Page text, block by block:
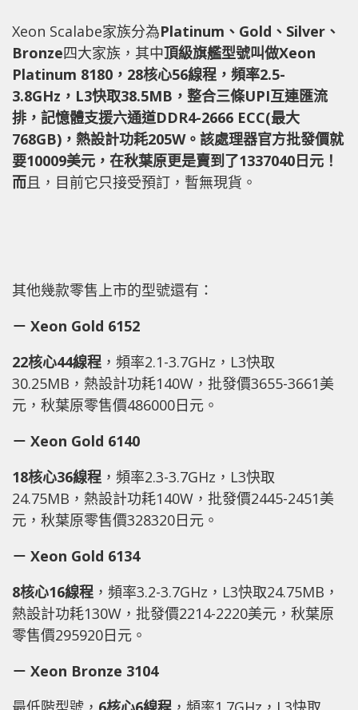
Xeon Scalabe家族分為Platinum、Gold、Silver、
Bronze四大家族，其中頂級旗艦型號叫做Xeon
Platinum 8180，28核心56線程，頻率2.5-
3.8GHz，L3快取38.5MB，整合三條UPI互連匯流
排，記憶體支援六通道DDR4-2666 ECC(最大
768GB)，熱設計功耗205W。 該處理器官方批發價就
要10009美元，在秋葉原更是賣到了1337040日元！
而且，目前它只接受預訂，暫無現貨。
其他幾款零售上市的型號還有：
－ Xeon Gold 6152
22核心44線程 ，頻率2.1-3.7GHz，L3快取
30.25MB，熱設計功耗140W，批發價3655-3661美
元，秋葉原零售價486000日元。
－ Xeon Gold 6140
18核心36線程 ，頻率2.3-3.7GHz，L3快取
24.75MB，熱設計功耗140W，批發價2445-2451美
元，秋葉原零售價328320日元。
－ Xeon Gold 6134
8核心16線程 ，頻率3.2-3.7GHz，L3快取24.75MB，
熱設計功耗130W，批發價2214-2220美元，秋葉原
零售價295920日元。
－ Xeon Bronze 3104